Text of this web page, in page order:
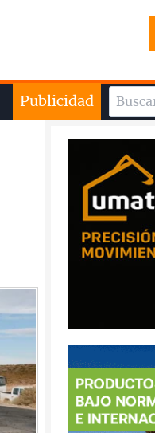
Publicidad Buscar: